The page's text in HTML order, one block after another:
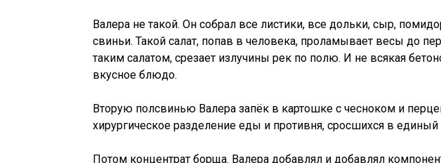
Валера не такой. Он собрал все листики, все дольки, сыр,
свиньи. Такой салат, попав в человека, проламывает весы до
таким салатом, срезает излучины рек по полю. И не всякая
вкусное блюдо.
Вторую полсвинью Валера запёк в картошке с чесноком и
хирургическое разделение еды и противня, сросшихся в
Потом концентрат борща. Валера добавлял и добавлял